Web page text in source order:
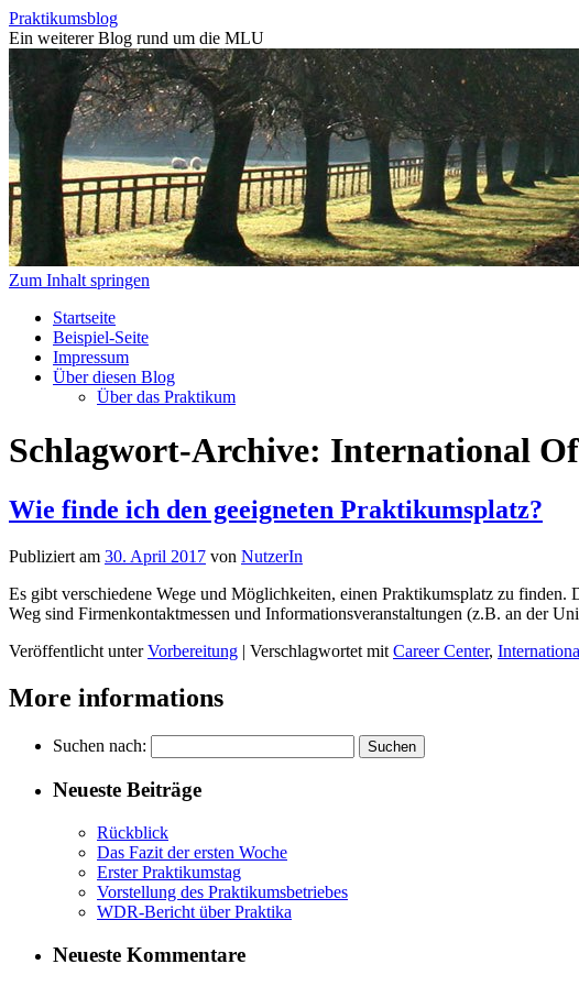
Praktikumsblog
Ein weiterer Blog rund um die MLU
Zum Inhalt springen
Startseite
Beispiel-Seite
Impressum
Über diesen Blog
Über das Praktikum
Schlagwort-Archive: International
Wie finde ich den geeigneten Praktikumsplatz?
Publiziert am 30. April 2017 von NutzerIn
Es gibt verschiedene Wege und Möglichkeiten, einen Praktikumsplatz zu
Weg sind Firmenkontaktmessen und Informationsveranstaltungen (z.B. an der
Veröffentlicht unter Vorbereitung | Verschlagwortet mit Career Center,
More informations
Suchen nach:
Neueste Beiträge
Rückblick
Das Fazit der ersten Woche
Erster Praktikumstag
Vorstellung des Praktikumsbetriebes
WDR-Bericht über Praktika
Neueste Kommentare